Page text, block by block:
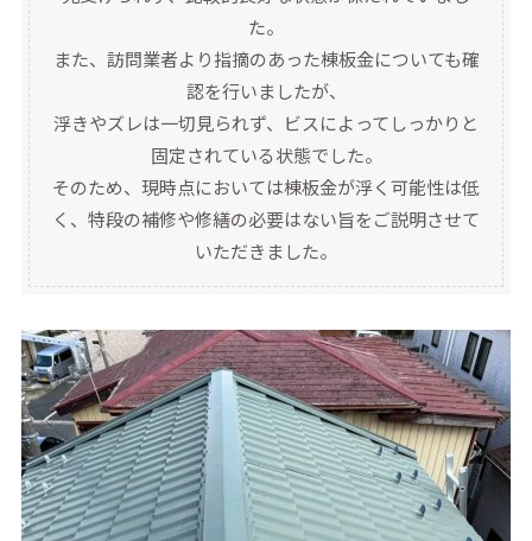
た。
また、訪問業者より指摘のあった棟板金についても確
認を行いましたが、
浮きやズレは一切見られず、ビスによってしっかりと
固定されている状態でした。
そのため、現時点においては棟板金が浮く可能性は低
く、特段の補修や修繕の必要はない旨をご説明させて
いただきました。